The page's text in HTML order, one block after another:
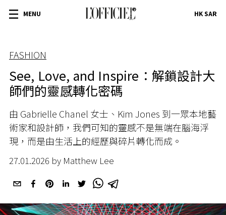
MENU HK SAR
FASHION
See, Love, and Inspire：解鎖設計大
師們的靈感轉化密碼
由 Gabrielle Chanel 女士、Kim Jones 到一眾本地藝
術家和設計師，我們可知的靈感不是無端在腦海浮
現，而是由生活上的經歷與碎片轉化而成。
27.01.2026 by Matthew Lee